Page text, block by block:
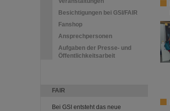
Besichtigungen bei GSI/FAIR
Fanshop
Ansprechpersonen
Aufgaben der Presse- und
Öffentlichkeitsarbeit
FAIR
Bei GSI entsteht das neue